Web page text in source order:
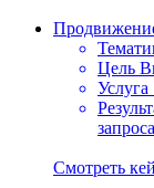
Цель
Услуга
Cмотреть